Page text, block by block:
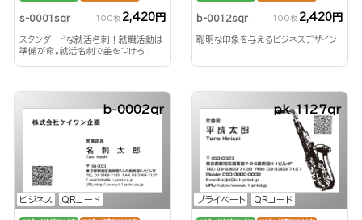
s-0001sqr 100枚 2,420円
スタンダードな就活名刺！就職活動は
準備が命。就活名刺で差をつけろ！
b-0012sqr 100枚 2,420円
聡明な印象を与えるビジネスデザイン
ビジネス QRコード
b-0002qr
プライベート QRコード
pk-1127qr